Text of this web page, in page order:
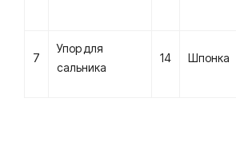
7
Упор для
сальника
14 Шпонка